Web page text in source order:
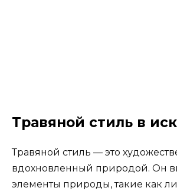
Травяной стиль в
Травяной стиль — это
вдохновленный природой. Он
элементы природы, такие как